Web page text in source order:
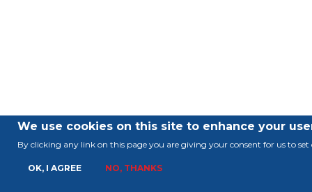
We use cookies on this site to enhance your
By clicking any link on this page you are giving your consent for us to set
OK, I AGREE NO, THANKS